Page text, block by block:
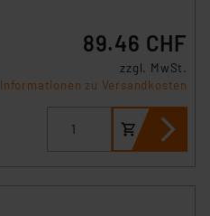
89.46 CHF
zzgl. MwSt.
Informationen zu Versandkosten